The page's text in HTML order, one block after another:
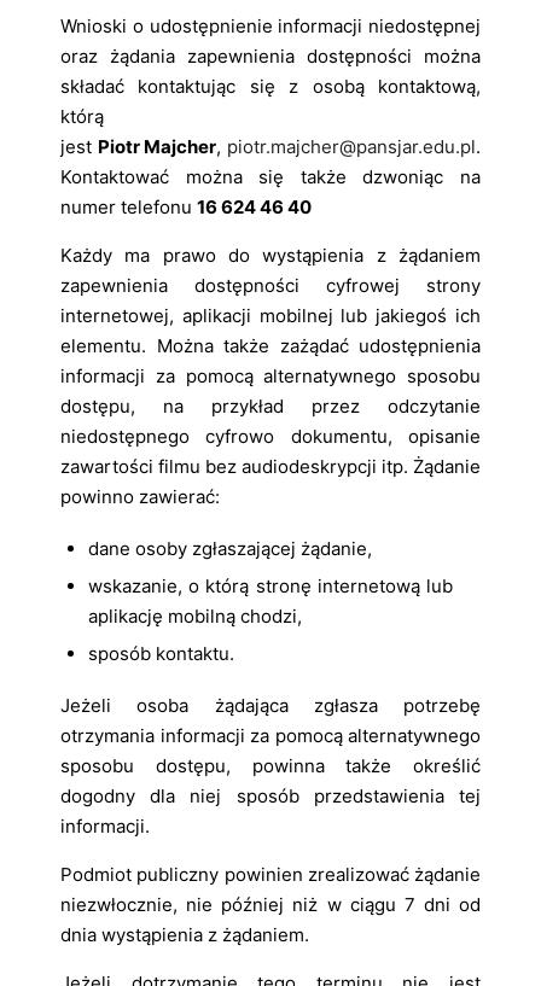
Wnioski o udostępnienie informacji niedostępnej
oraz żądania zapewnienia dostępności można
składać kontaktując się z osobą kontaktową,
którą
jest Piotr Majcher, piotr.majcher@pansjar.edu.pl.
Kontaktować można się także dzwoniąc na
numer telefonu 16 624 46 40
Każdy ma prawo do wystąpienia z żądaniem
zapewnienia dostępności cyfrowej strony
internetowej, aplikacji mobilnej lub jakiegoś ich
elementu. Można także zażądać udostępnienia
informacji za pomocą alternatywnego sposobu
dostępu, na przykład przez odczytanie
niedostępnego cyfrowo dokumentu, opisanie
zawartości filmu bez audiodeskrypcji itp. Żądanie
powinno zawierać:
dane osoby zgłaszającej żądanie,
wskazanie, o którą stronę internetową lub
aplikację mobilną chodzi,
sposób kontaktu.
Jeżeli osoba żądająca zgłasza potrzebę
otrzymania informacji za pomocą alternatywnego
sposobu dostępu, powinna także określić
dogodny dla niej sposób przedstawienia tej
informacji.
Podmiot publiczny powinien zrealizować żądanie
niezwłocznie, nie później niż w ciągu 7 dni od
dnia wystąpienia z żądaniem.